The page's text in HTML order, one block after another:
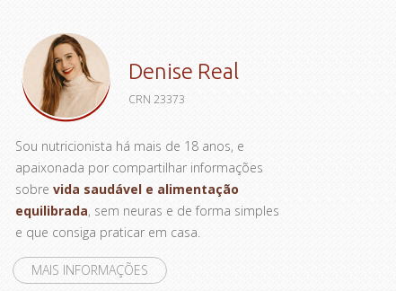
Denise Real
CRN 23373
Sou nutricionista há mais de 18 anos, e
apaixonada por compartilhar informações
sobre vida saudável e alimentação
equilibrada, sem neuras e de forma simples
e que consiga praticar em casa.
MAIS INFORMAÇÕES